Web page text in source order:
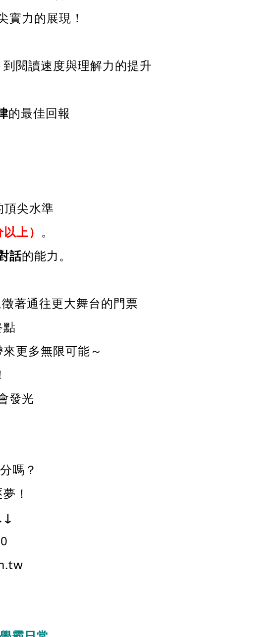
實力的展現！
閱讀速度與理解力的提升
的最佳回報
頂尖水準
上） 。
話的能力。
著通往更大舞台的門票
更多無限可能～
發光
嗎？
！